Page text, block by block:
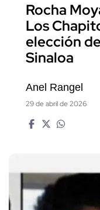
Rocha
Los
elección
Sinaloa
Anel Rangel
29 de abril de 2026